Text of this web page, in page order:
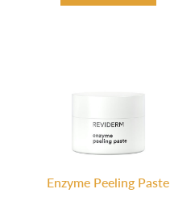
Enzyme Peeling Paste